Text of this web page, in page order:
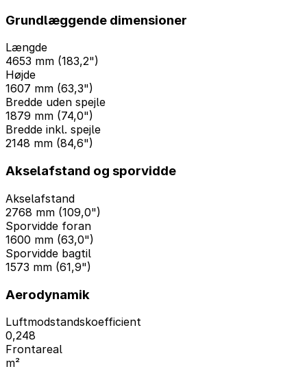
Grundlæggende dimensioner
Længde
4653 mm (183,2")
Højde
1607 mm (63,3")
Bredde uden spejle
1879 mm (74,0")
Bredde inkl. spejle
2148 mm (84,6")
Akselafstand og sporvidde
Akselafstand
2768 mm (109,0")
Sporvidde foran
1600 mm (63,0")
Sporvidde bagtil
1573 mm (61,9")
Aerodynamik
Luftmodstandskoefficient
0,248
Frontareal
m²